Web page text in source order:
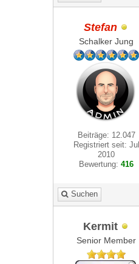
Stefan
Schalker Jung
Beiträge: 12.047
Registriert seit: Jul
2010
Bewertung:416
Suchen
Kermit
Senior Member